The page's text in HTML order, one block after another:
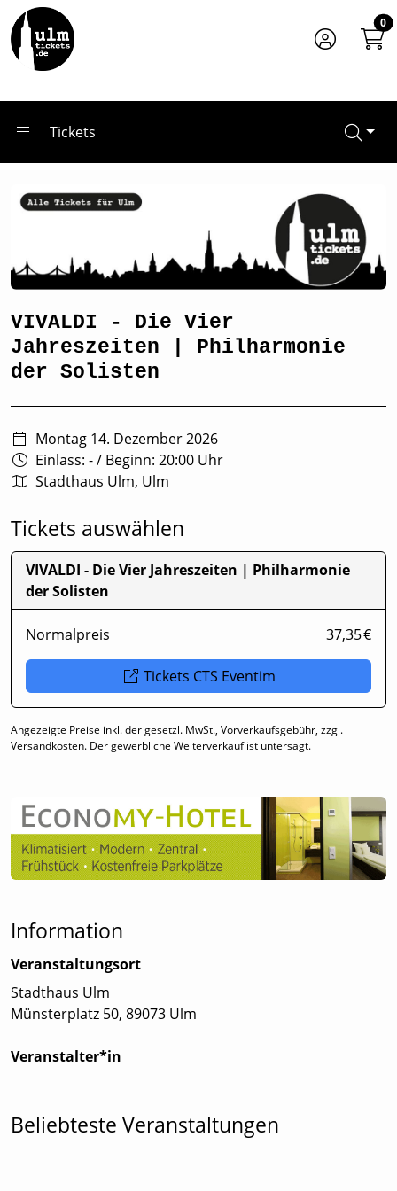
Zum Hauptinhalt springen 0
Tickets
Startseite
Tickets
VIVALDI - Die Vier Jahreszeiten | Philharmonie der Solisten
VIVALDI - Die Vier
Jahreszeiten | Philharmonie
der Solisten
Montag 14. Dezember 2026
Einlass: -/ Beginn: 20:00 Uhr
Stadthaus Ulm, Ulm
Tickets auswählen
VIVALDI - Die Vier Jahreszeiten | Philharmonie
der Solisten
Normalpreis 37,35 €
Tickets CTS Eventim
Angezeigte Preise inkl. der gesetzl. MwSt., Vorverkaufsgebühr, zzgl.
Versandkosten. Der gewerbliche Weiterverkauf ist untersagt.
Information
Veranstaltungsort
Stadthaus Ulm
Münsterplatz 50, 89073 Ulm
Veranstalter*in
Beliebteste Veranstaltungen